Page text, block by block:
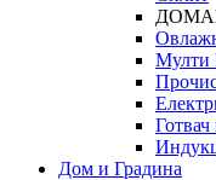
Мулти
Дом и Градина